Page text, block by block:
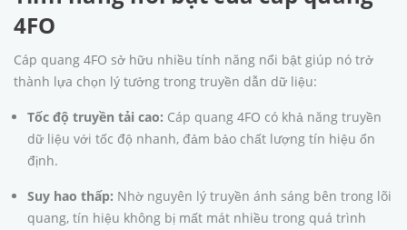
4FO
Cáp quang 4FO sở hữu nhiều tính năng nổi bật giúp nó trở
thành lựa chọn lý tưởng trong truyền dẫn dữ liệu:
Tốc độ truyền tải cao: Cáp quang 4FO có khả năng truyền
dữ liệu với tốc độ nhanh, đảm bảo chất lượng tín hiệu ổn
định.
Suy hao thấp: Nhờ nguyên lý truyền ánh sáng bên trong lõi
quang, tín hiệu không bị mất mát nhiều trong quá trình